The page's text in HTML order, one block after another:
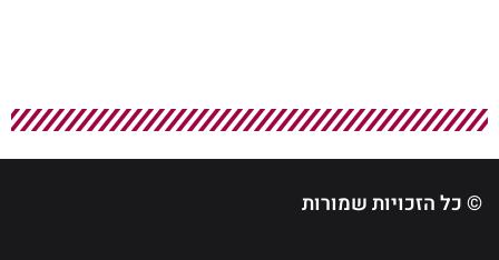
© כל הזכויות שמורות